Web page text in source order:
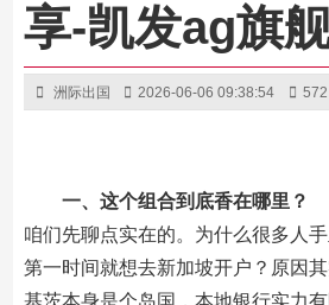
享-凯发ag旗
洲际出国 2026-06-06 09:38:54 572
一、这个组合到底香在哪里？
咱们先聊点实在的。为什么很多人
第一时间就想去新加坡开户？原因